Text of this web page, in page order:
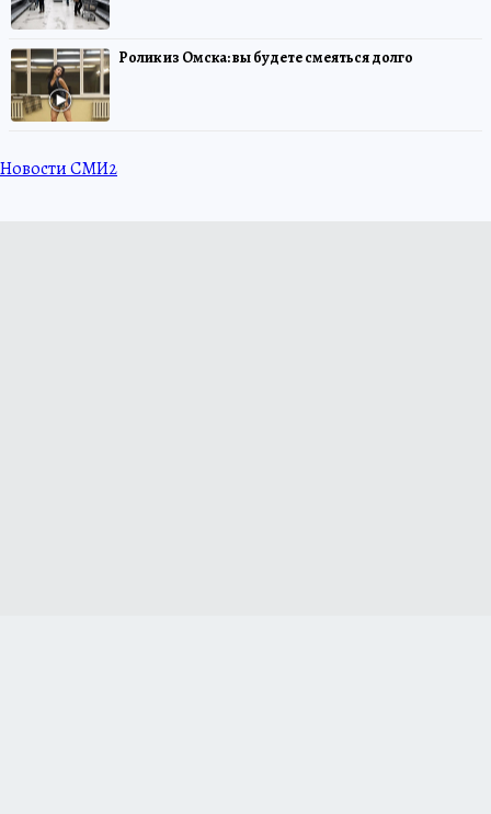
Ролик из Омска: вы будете смеяться долго
Новости СМИ2